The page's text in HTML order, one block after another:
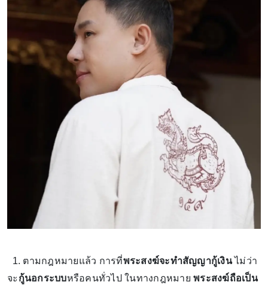
1. ตามกฎหมายแล้ว การที่พระสงฆ์จะทำสัญญากู้เงินไม่ว่า
จะ กู้นอกระบบหรือคนทั่วไป ในทางกฎหมาย พระสงฆ์ถือเป็น